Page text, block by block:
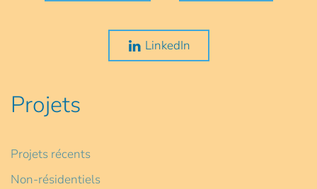
LinkedIn
Projets
Projets récents
Non-résidentiels